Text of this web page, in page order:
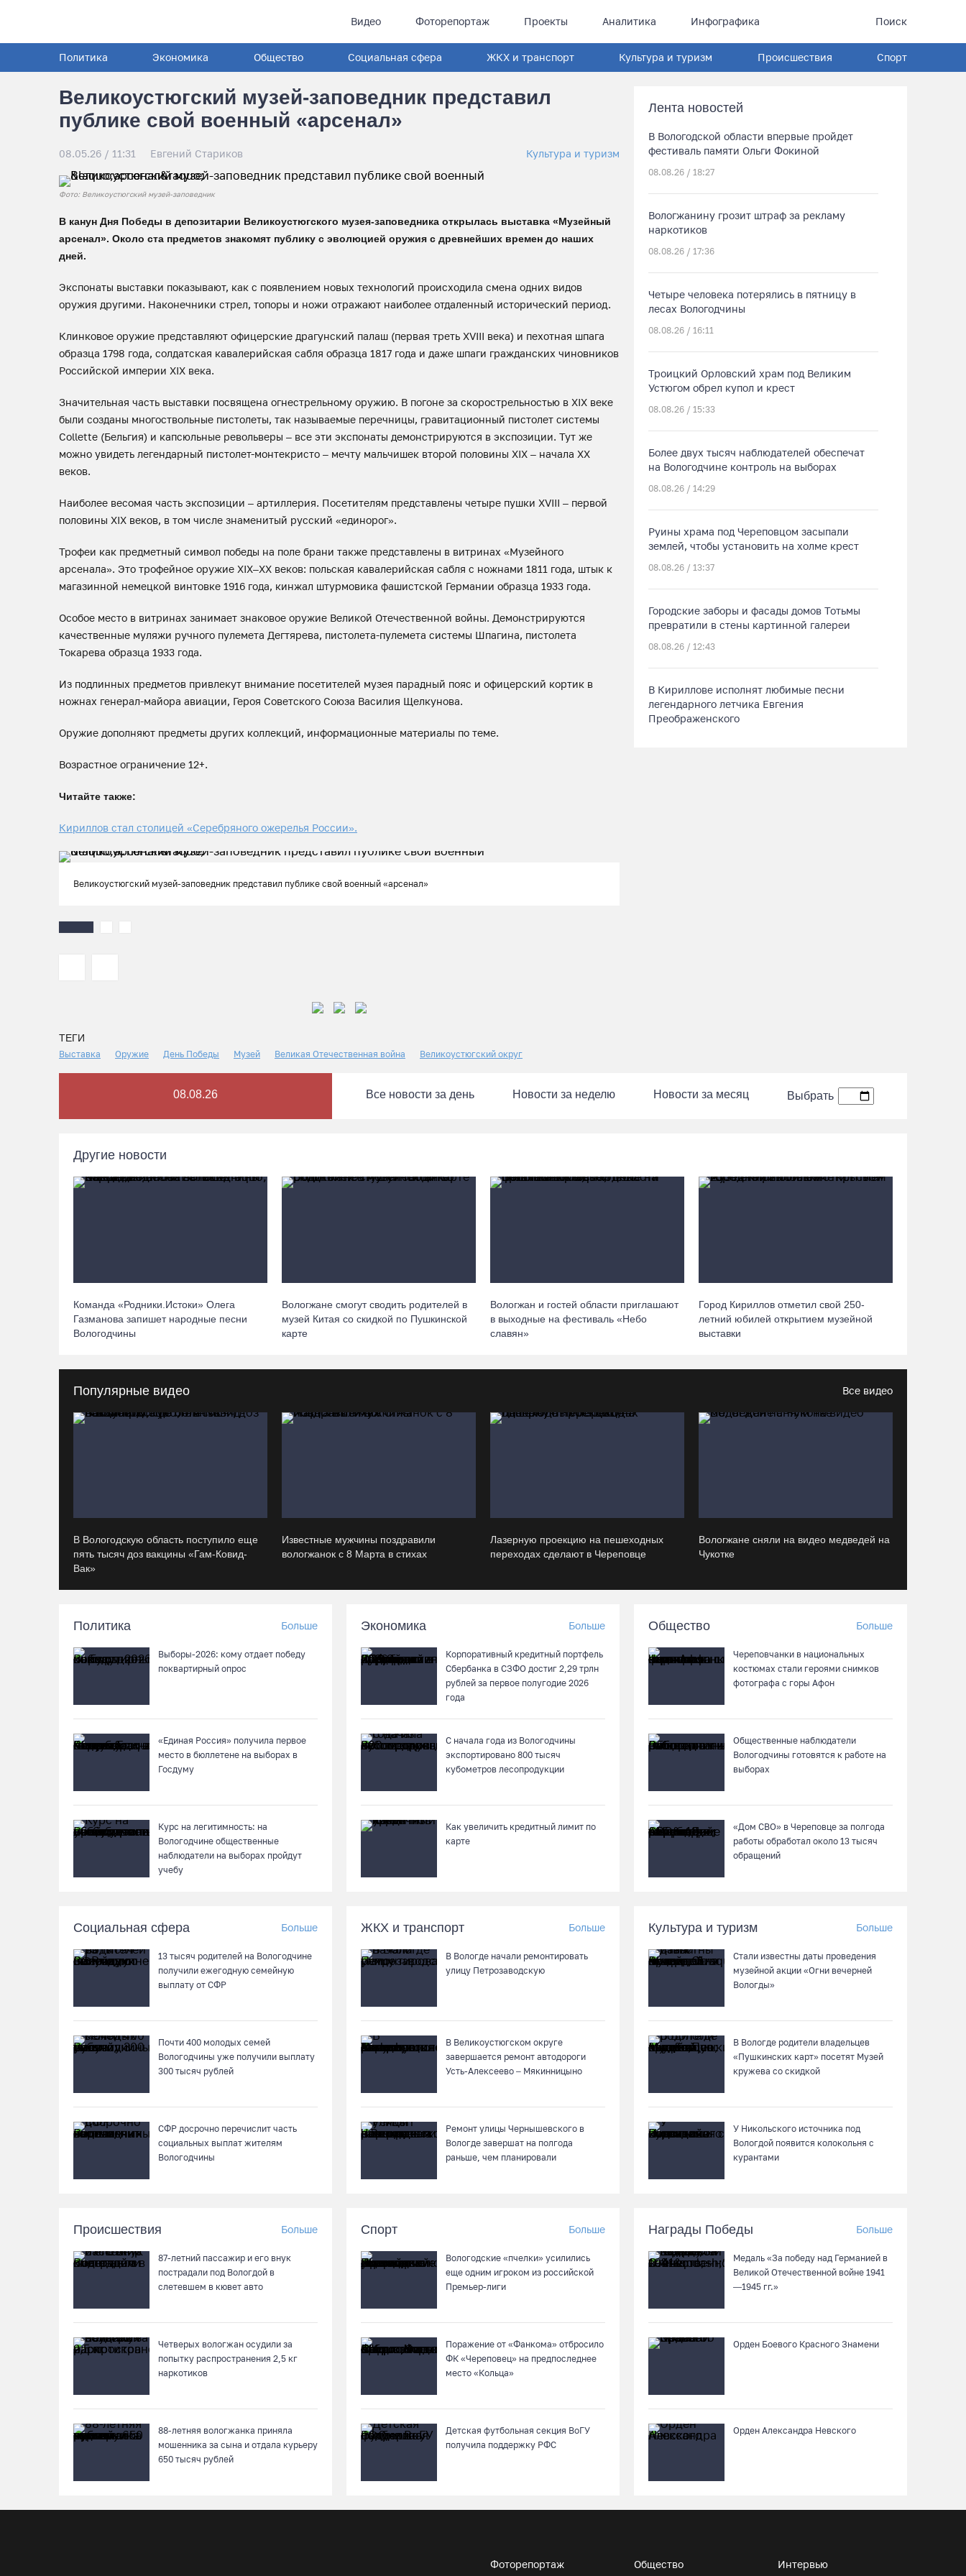
Видео Фоторепортаж Проекты Аналитика Инфографика Поиск
Политика Экономика Общество Социальная сфера ЖКХ и транспорт Культура и туризм Происшествия Спорт
Великоустюгский музей-заповедник представил
публике свой военный «арсенал»
08.05.26 / 11:31 Евгений Стариков Культура и туризм
Фото: Великоустюгский музей-заповедник
В канун Дня Победы в депозитарии Великоустюгского музея-заповедника открылась выставка «Музейный
арсенал». Около ста предметов знакомят публику с эволюцией оружия с древнейших времен до наших
дней.
Экспонаты выставки показывают, как с появлением новых технологий происходила смена одних видов
оружия другими. Наконечники стрел, топоры и ножи отражают наиболее отдаленный исторический период.
Клинковое оружие представляют офицерские драгунский палаш (первая треть XVIII века) и пехотная шпага
образца 1798 года, солдатская кавалерийская сабля образца 1817 года и даже шпаги гражданских чиновников
Российской империи XIX века.
Значительная часть выставки посвящена огнестрельному оружию. В погоне за скорострельностью в XIX веке
были созданы многоствольные пистолеты, так называемые перечницы, гравитационный пистолет системы
Collette (Бельгия) и капсюльные револьверы – все эти экспонаты демонстрируются в экспозиции. Тут же
можно увидеть легендарный пистолет-монтекристо – мечту мальчишек второй половины XIX – начала XX
веков.
Наиболее весомая часть экспозиции – артиллерия. Посетителям представлены четыре пушки XVIII – первой
половины XIX веков, в том числе знаменитый русский «единорог».
Трофеи как предметный символ победы на поле брани также представлены в витринах «Музейного
арсенала». Это трофейное оружие XIX–XX веков: польская кавалерийская сабля с ножнами 1811 года, штык к
магазинной немецкой винтовке 1916 года, кинжал штурмовика фашистской Германии образца 1933 года.
Особое место в витринах занимает знаковое оружие Великой Отечественной войны. Демонстрируются
качественные муляжи ручного пулемета Дегтярева, пистолета-пулемета системы Шпагина, пистолета
Токарева образца 1933 года.
Из подлинных предметов привлекут внимание посетителей музея парадный пояс и офицерский кортик в
ножнах генерал-майора авиации, Героя Советского Союза Василия Щелкунова.
Оружие дополняют предметы других коллекций, информационные материалы по теме.
Возрастное ограничение 12+.
Читайте также:
Кириллов стал столицей «Серебряного ожерелья России».
Великоустюгский музей-заповедник представил публике свой военный «арсенал»
ТЕГИ
Выставка Оружие День Победы Музей Великая Отечественная война Великоустюгский округ
Лента новостей
В Вологодской области впервые пройдет
фестиваль памяти Ольги Фокиной
08.08.26 / 18:27
Вологжанину грозит штраф за рекламу
наркотиков
08.08.26 / 17:36
Четыре человека потерялись в пятницу в
лесах Вологодчины
08.08.26 / 16:11
Троицкий Орловский храм под Великим
Устюгом обрел купол и крест
08.08.26 / 15:33
Более двух тысяч наблюдателей обеспечат
на Вологодчине контроль на выборах
08.08.26 / 14:29
Руины храма под Череповцом засыпали
землей, чтобы установить на холме крест
08.08.26 / 13:37
Городские заборы и фасады домов Тотьмы
превратили в стены картинной галереи
08.08.26 / 12:43
В Кириллове исполнят любимые песни
легендарного летчика Евгения
Преображенского
Заявка на создание университетского
кампуса в Череповце направлена в
Минобрнауки РФ
07.08.26 / 17:25
обладатель футбольного кубка региона
07.08.26 / 17:15
Под Харовском пьяный водитель «Тойоты»
слетел с трассы в кювет и опрокинулся
4,2 тысячи тонн технического жира
07.08.26 / 15:08
07.08.26 / 14:58
75-летний бегун из Великого Устюга стал
чемпионом России среди ветеранов
Завершен первый этап благоустройства
Череповчанку задержали с наркотиками:
общая масса изъятого превысила 527 г
«Рэп на Руси» в честь юбилея города
В Череповце госпитализировали
пострадавшего в ДТП мотоциклиста и его
пассажира
юбилей
07.08.26 / 13:36
Речные трамвайчики будут бесплатно катать
вологжан и гостей города 8 и 9 августа
07.08.26 / 12:32
Сперовского ФАПа в Вытегорском округе
08.08.26 Все новости за день Новости за неделю Новости за месяц Выбрать
Другие новости
Команда «Родники.Истоки» Олега
Газманова запишет народные песни
Вологодчины
Вологжане смогут сводить родителей в
музей Китая со скидкой по Пушкинской
карте
Вологжан и гостей области приглашают
в выходные на фестиваль «Небо
славян»
Город Кириллов отметил свой 250-
летний юбилей открытием музейной
выставки
Популярные видео Все видео
В Вологодскую область поступило еще
пять тысяч доз вакцины «Гам-Ковид-
Вак»
Известные мужчины поздравили
вологжанок с 8 Марта в стихах
Лазерную проекцию на пешеходных
переходах сделают в Череповце
Вологжане сняли на видео медведей на
Чукотке
Политика Больше
Выборы-2026: кому отдает победу
поквартирный опрос
«Единая Россия» получила первое
место в бюллетене на выборах в
Госдуму
Курс на легитимность: на
Вологодчине общественные
наблюдатели на выборах пройдут
учебу
Экономика Больше
Корпоративный кредитный портфель
Сбербанка в СЗФО достиг 2,29 трлн
рублей за первое полугодие 2026
года
С начала года из Вологодчины
экспортировано 800 тысяч
кубометров лесопродукции
Как увеличить кредитный лимит по
карте
Общество Больше
Череповчанки в национальных
костюмах стали героями снимков
фотографа с горы Афон
Общественные наблюдатели
Вологодчины готовятся к работе на
выборах
«Дом СВО» в Череповце за полгода
работы обработал около 13 тысяч
обращений
Социальная сфера Больше
13 тысяч родителей на Вологодчине
получили ежегодную семейную
выплату от СФР
Почти 400 молодых семей
Вологодчины уже получили выплату
300 тысяч рублей
СФР досрочно перечислит часть
социальных выплат жителям
Вологодчины
ЖКХ и транспорт Больше
В Вологде начали ремонтировать
улицу Петрозаводскую
В Великоустюгском округе
завершается ремонт автодороги
Усть-Алексеево – Мякинницыно
Ремонт улицы Чернышевского в
Вологде завершат на полгода
раньше, чем планировали
Культура и туризм Больше
Стали известны даты проведения
музейной акции «Огни вечерней
Вологды»
В Вологде родители владельцев
«Пушкинских карт» посетят Музей
кружева со скидкой
У Никольского источника под
Вологдой появится колокольня с
курантами
Происшествия Больше
87-летний пассажир и его внук
пострадали под Вологдой в
слетевшем в кювет авто
Четверых вологжан осудили за
попытку распространения 2,5 кг
наркотиков
88-летняя вологжанка приняла
мошенника за сына и отдала курьеру
650 тысяч рублей
Спорт Больше
Вологодские «пчелки» усилились
еще одним игроком из российской
Премьер-лиги
Поражение от «Фанкома» отбросило
ФК «Череповец» на предпоследнее
место «Кольца»
Детская футбольная секция ВоГУ
получила поддержку РФС
Награды Победы Больше
Медаль «За победу над Германией в
Великой Отечественной войне 1941
—1945 гг.»
Орден Боевого Красного Знамени
Орден Александра Невского
Фоторепортаж Общество Интервью